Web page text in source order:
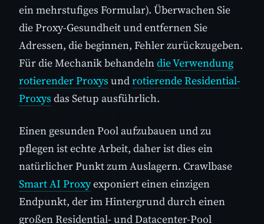
ein mehrstufiges Formular). Überwachen Sie
die Proxy-Gesundheit und entfernen Sie
Adressen, die beginnen, Fehler zurückzugeben.
Für die Mechanik behandelndie Verwendung
rotierender Proxys undrotierende Residential-
Proxys das Setup ausführlich.
Einen gesunden Pool aufzubauen und zu
pflegen ist echte Arbeit, daher ist dies ein
natürlicher Punkt zum Auslagern. Crawlbase
Smart AI Proxyexponiert einen einzigen
Endpunkt, der im Hintergrund durch einen
großen Residential- und Datacenter-Pool